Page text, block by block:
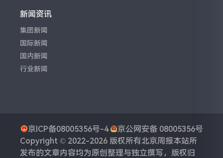
新闻资讯
集团新闻
国际新闻
国内新闻
行业新闻
京ICP备08005356号-4
京公网安备 08005356号
Copyright © 2022-2026 版权所有北京周报本站所
发布的文章内容均为原创整理与独立撰写，版权归